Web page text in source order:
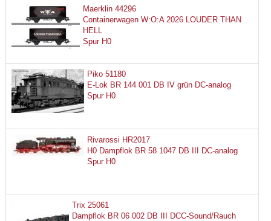
Maerklin 44296
Containerwagen W:O:A 2026 LOUDER THAN
HELL
Spur H0
Piko 51180
E-Lok BR 144 001 DB IV grün DC-analog
Spur H0
Rivarossi HR2017
H0 Dampflok BR 58 1047 DB III DC-analog
Spur H0
Trix 25061
Dampflok BR 06 002 DB III DCC-Sound/Rauch